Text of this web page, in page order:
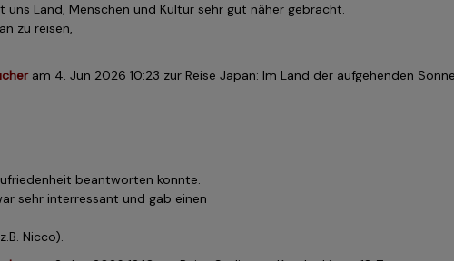
Land, Menschen und Kultur sehr gut näher gebracht.
zu reisen,
am 4. Jun 2026 10:23 zur Reise Japan: Im Land der aufgehenden
beantworten konnte.
sehr interressant und gab einen
Nicco).